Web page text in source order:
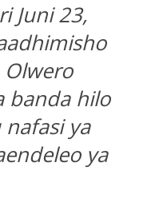
Juni 23,
banda hilo
ya
ya